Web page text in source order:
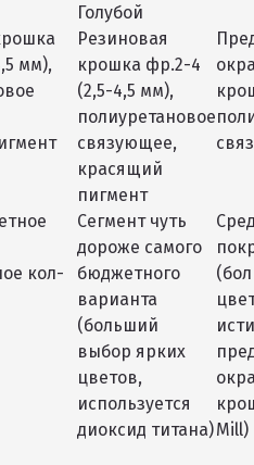
Голубой
мм),
Резиновая
крошка фр.2-4
(2,5-4,5 мм),
полиуретановое
связующее,
красящий
пигмент
кол-
Сегмент чуть
дороже самого
бюджетного
варианта
(больший
выбор ярких
цветов,
используется
диоксид титана)Mill)